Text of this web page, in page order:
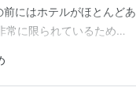
にはホテルがほとんどあ
に限られているため、
も楽にするためには、ど
…